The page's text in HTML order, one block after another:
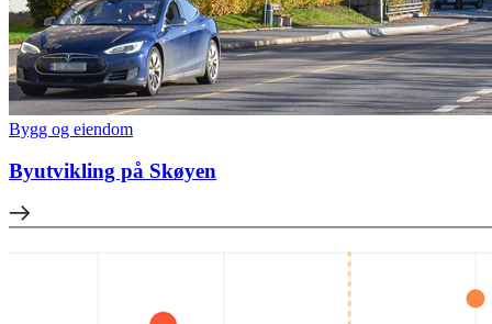
Bygg og eiendom
Byutvikling på Skøyen